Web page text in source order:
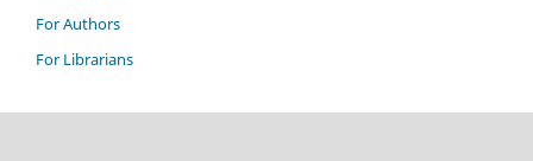
For Authors
For Librarians